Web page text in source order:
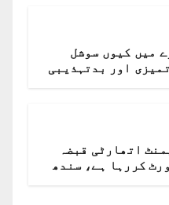
میں کیوں سوشل
اور بدتہذیبی
اتھارٹی قبضہ
کررہا ہے، سندھ